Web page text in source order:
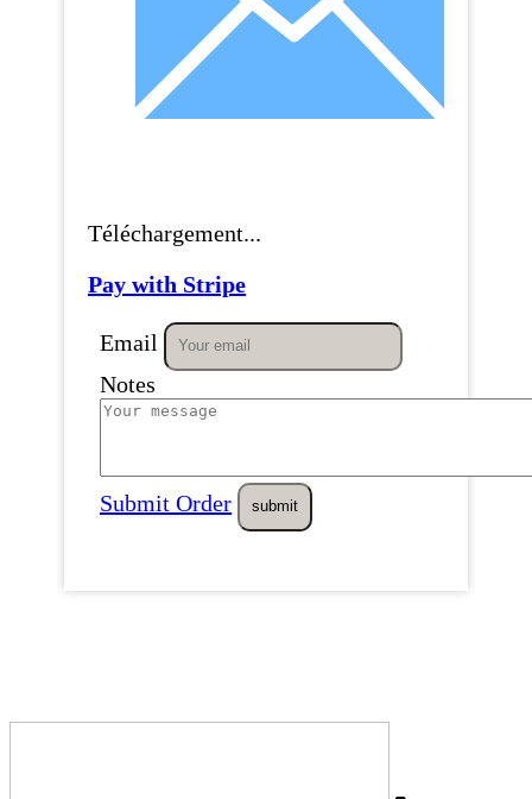
Téléchargement...
Pay with Stripe
Email
Notes
Submit Order